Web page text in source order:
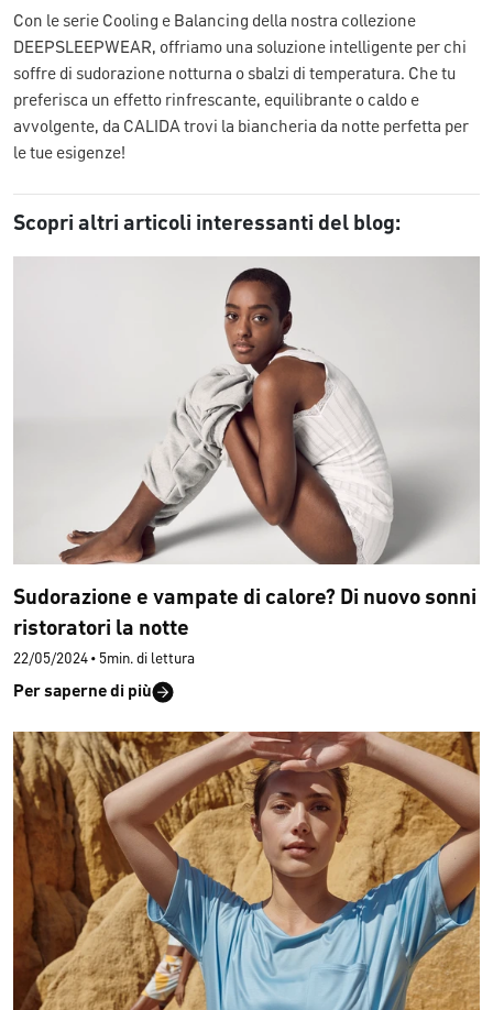
Con le serie Cooling e Balancing della nostra collezione
DEEPSLEEPWEAR, offriamo una soluzione intelligente per chi
soffre di sudorazione notturna o sbalzi di temperatura. Che tu
preferisca un effetto rinfrescante, equilibrante o caldo e
avvolgente, da CALIDA trovi la biancheria da notte perfetta per
le tue esigenze!
Scopri altri articoli interessanti del blog:
Sudorazione e vampate di calore? Di nuovo sonni
ristoratori la notte
22/05/2024 • 5min. di lettura
Per saperne di più